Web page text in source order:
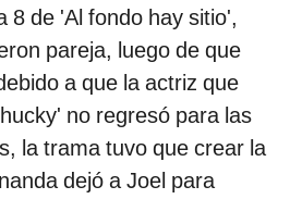
8 de 'Al fondo hay sitio',
pareja, luego de que
a que la actriz que
no regresó para las
la trama tuvo que crear la
dejó a Joel para